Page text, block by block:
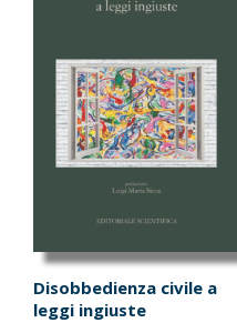
possono
scelte
nella
pagina
del
prodotto
Disobbedienza civile a
leggi ingiuste